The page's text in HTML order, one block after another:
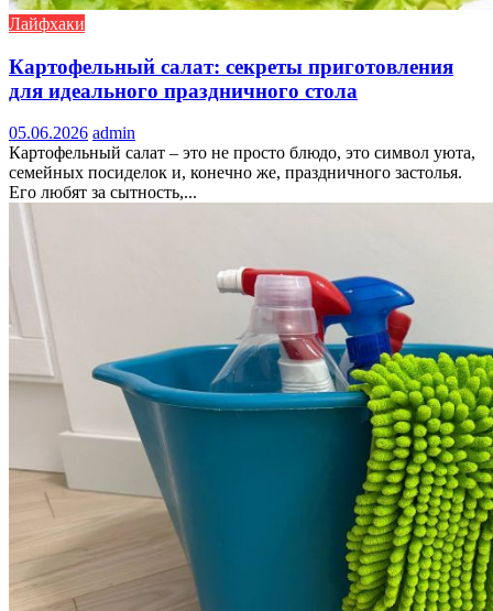
Лайфхаки
Картофельный салат: секреты приготовления
для идеального праздничного стола
05.06.2026 admin
Картофельный салат – это не просто блюдо, это символ уюта,
семейных посиделок и, конечно же, праздничного застолья.
Его любят за сытность,...